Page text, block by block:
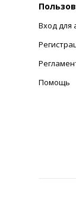
Вход для
Помощь